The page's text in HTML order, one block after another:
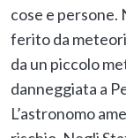
cose e persone.
ferito da
da un piccolo
danneggiata a
L’astronomo